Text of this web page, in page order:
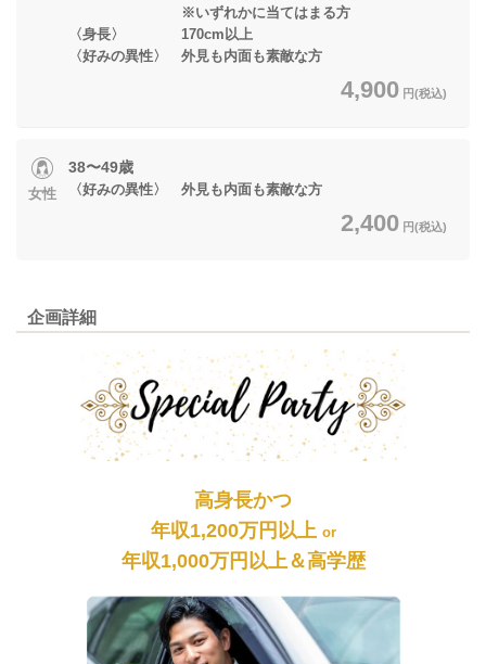
※いずれかに当てはまる方
〈身長〉 170cm以上
〈好みの異性〉 外見も内面も素敵な方
4,900 円(税込)
女性
38〜49歳
〈好みの異性〉 外見も内面も素敵な方
2,400 円(税込)
企画詳細
高身長かつ
年収1,200万円以上 or
年収1,000万円以上＆高学歴